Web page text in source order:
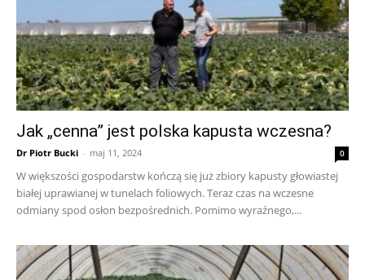
Jak „cenna” jest polska kapusta wczesna?
Dr Piotr Bucki - maj 11, 2024 0
W większości gospodarstw kończą się już zbiory kapusty głowiastej
białej uprawianej w tunelach foliowych. Teraz czas na wczesne
odmiany spod osłon bezpośrednich. Pomimo wyraźnego,...